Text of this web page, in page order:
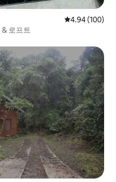
평점 4.94점(5
4.94 (100)
로프트